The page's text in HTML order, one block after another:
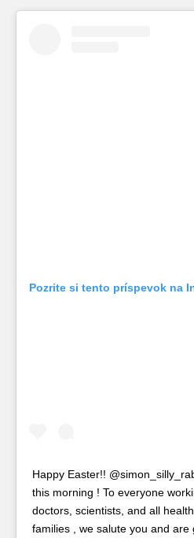
Pozrite si tento príspevok na
Happy Easter!!
this morning ! To everyone
doctors, scientists, and all
families , we salute you and